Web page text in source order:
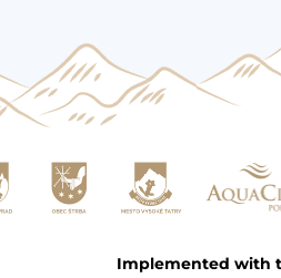
Implemented with